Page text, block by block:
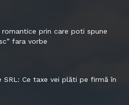
romantice prin care poti spune
fara vorbe
SRL: Ce taxe vei plăti pe firmă în